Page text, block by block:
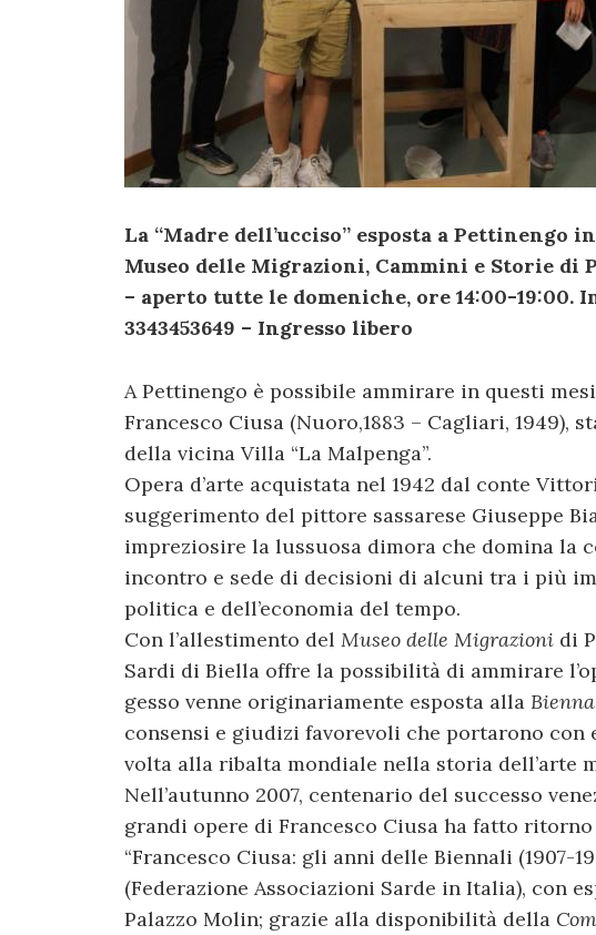
La “Madre dell’ucciso” esposta a Pettinengo
Museo delle Migrazioni, Cammini e Storie di
– aperto tutte le domeniche, ore 14:00-
3343453649 – Ingresso libero
A Pettinengo è possibile ammirare in questi
Francesco Ciusa (Nuoro,1883 – Cagliari, 1949),
della vicina Villa “La Malpenga”.
Opera d’arte acquistata nel 1942 dal conte
suggerimento del pittore sassarese Giuseppe
impreziosire la lussuosa dimora che domina la
incontro e sede di decisioni di alcuni tra i più
politica e dell’economia del tempo.
Con l’allestimento del Museo delle Migrazioni di
Sardi di Biella offre la possibilità di ammirare
gesso venne originariamente esposta alla
consensi e giudizi favorevoli che portarono con
volta alla ribalta mondiale nella storia dell’arte
Nell’autunno 2007, centenario del successo
grandi opere di Francesco Ciusa ha fatto ritorno
“Francesco Ciusa: gli anni delle Biennali (1907-
(Federazione Associazioni Sarde in Italia), con
Palazzo Molin; grazie alla disponibilità della